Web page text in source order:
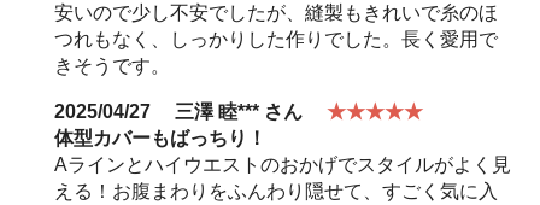
安いので少し不安でしたが、縫製もきれいで糸のほ
つれもなく、しっかりした作りでした。長く愛用で
きそうです。
2025/04/27 三澤 睦*** さん
★★★★★
体型カバーもばっちり！
Aラインとハイウエストのおかげでスタイルがよく見
える！お腹まわりをふんわり隠せて、すごく気に入